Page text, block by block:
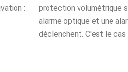
:
protection volumétrique
alarme optique et une
déclenchent. C'est le cas